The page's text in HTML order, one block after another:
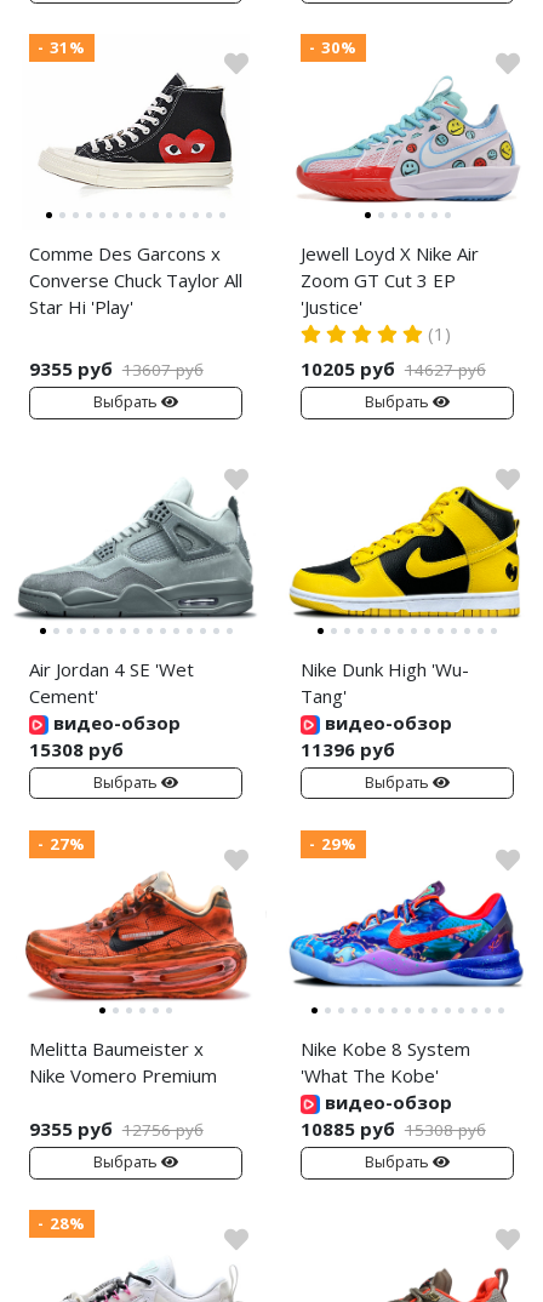
- 31%
Comme Des Garcons x
Converse Chuck Taylor All
Star Hi 'Play'
9355 руб 13607 руб
Выбрать
- 30%
Jewell Loyd X Nike Air
Zoom GT Cut 3 EP
'Justice'
(1)
10205 руб 14627 руб
Выбрать
Air Jordan 4 SE 'Wet
Cement'
видео-обзор
15308 руб
Выбрать
Nike Dunk High 'Wu-
Tang'
видео-обзор
11396 руб
Выбрать
- 27%
Melitta Baumeister x
Nike Vomero Premium
9355 руб 12756 руб
Выбрать
- 29%
Nike Kobe 8 System
'What The Kobe'
видео-обзор
10885 руб 15308 руб
Выбрать
- 28%